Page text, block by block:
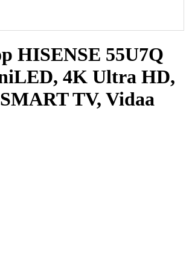
HISENSE 55U7Q
4K Ultra HD,
TV, Vidaa